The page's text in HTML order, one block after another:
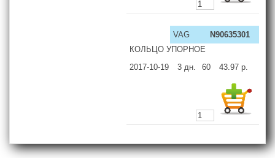
VAG
N90635301
КОЛЬЦО УПОРНОЕ
2017-10-19
3 дн. 60 43.97 р.